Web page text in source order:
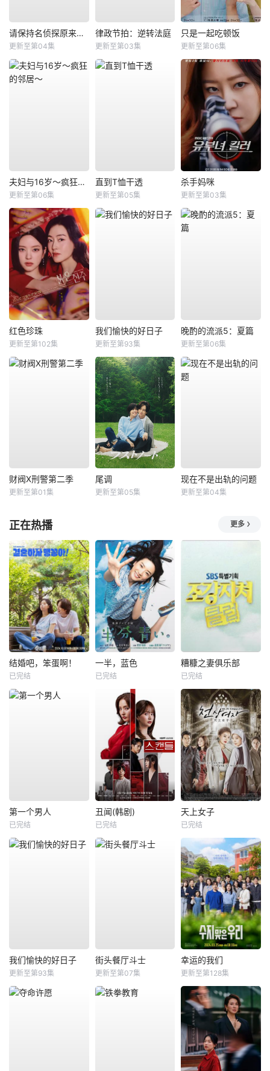
请保持名侦探原来的样子
更新至第04集
律政节拍：逆转法庭
更新至第03集
只是一起吃顿饭
更新至第06集
夫妇与16岁～疯狂的邻居～
更新至第06集
直到T恤干透
更新至第05集
杀手妈咪
更新至第03集
红色珍珠
更新至第102集
我们愉快的好日子
更新至第93集
晚酌的流派5：夏篇
更新至第06集
财阀X刑警第二季
更新至第01集
尾调
更新至第05集
现在不是出轨的问题
更新至第04集
正在热播 更多
结婚吧，笨蛋啊！
已完结
一半，蓝色
已完结
糟糠之妻俱乐部
已完结
第一个男人
已完结
丑闻(韩剧)
已完结
天上女子
已完结
我们愉快的好日子
更新至第93集
街头餐厅斗士
更新至第07集
幸运的我们
更新至第128集